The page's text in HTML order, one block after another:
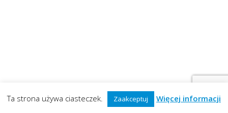
Ta strona używa ciasteczek. Zaakceptuj Więcej informacji